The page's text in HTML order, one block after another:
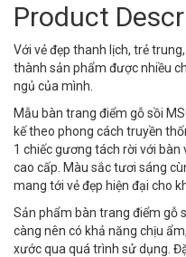
Product
Với vẻ đẹp thanh lịch, trẻ
thành sản phẩm được nhiều
ngủ của mình.
Mẫu bàn trang điểm gỗ sồi
kế theo phong cách truyền
1 chiếc gương tách rời với
cao cấp. Màu sắc tươi sáng
mang tới vẻ đẹp hiện đại cho
Sản phẩm bàn trang điểm gỗ
càng nên có khả năng chịu
xước qua quá trình sử dụng.